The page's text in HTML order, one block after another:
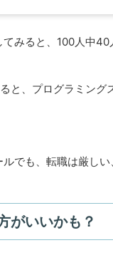
みると、100人中40
と、プログラミン
でも、転職は厳し
がいいかも？